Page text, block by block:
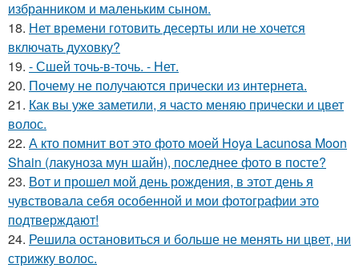
избранником и маленьким сыном.
18. Нет времени готовить десерты или не хочется
включать духовку?
19. - Сшей точь-в-точь. - Нет.
20. Почему не получаются прически из интернета.
21. Как вы уже заметили, я часто меняю прически и цвет
волос.
22. А кто помнит вот это фото моей Hoya Lacunosa Moon
Shain (лакуноза мун шайн), последнее фото в посте?
23. Вот и прошел мой день рождения, в этот день я
чувствовала себя особенной и мои фотографии это
подтверждают!
24. Решила остановиться и больше не менять ни цвет, ни
стрижку волос.